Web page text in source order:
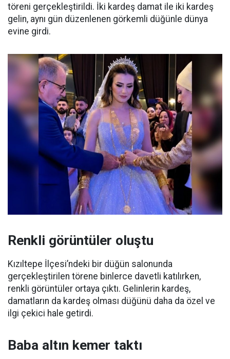
töreni gerçekleştirildi. İki kardeş damat ile iki kardeş
gelin, aynı gün düzenlenen görkemli düğünle dünya
evine girdi.
Renkli görüntüler oluştu
Kızıltepe İlçesi’ndeki bir düğün salonunda
gerçekleştirilen törene binlerce davetli katılırken,
renkli görüntüler ortaya çıktı. Gelinlerin kardeş,
damatların da kardeş olması düğünü daha da özel ve
ilgi çekici hale getirdi.
Baba altın kemer taktı